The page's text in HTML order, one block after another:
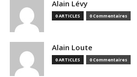
Alain Lévy
0 ARTICLES 0 Commentaires
Alain Loute
0 ARTICLES 0 Commentaires